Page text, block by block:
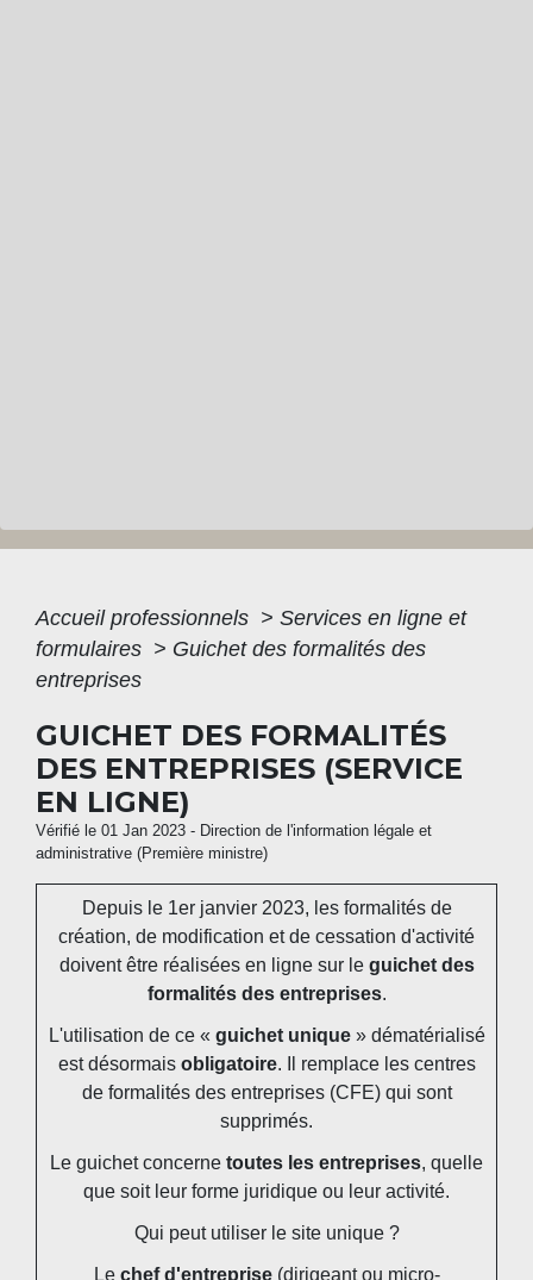
Accueil professionnels > Services en ligne et
formulaires > Guichet des formalités des
entreprises
GUICHET DES FORMALITÉS
DES ENTREPRISES (SERVICE
EN LIGNE)
Vérifié le 01 Jan 2023 - Direction de l'information légale et
administrative (Première ministre)
Depuis le 1erjanvier 2023, les formalités de
création, de modification et de cessation d'activité
doivent être réalisées en ligne sur le guichet des
formalités des entreprises.
L'utilisation de ce « guichet unique» dématérialisé
est désormais obligatoire. Il remplace les centres
de formalités des entreprises (CFE) qui sont
supprimés.
Le guichet concerne toutes les entreprises, quelle
que soit leur forme juridique ou leur activité.
Qui peut utiliser le site unique ?
Le chef d'entreprise(dirigeant ou micro-